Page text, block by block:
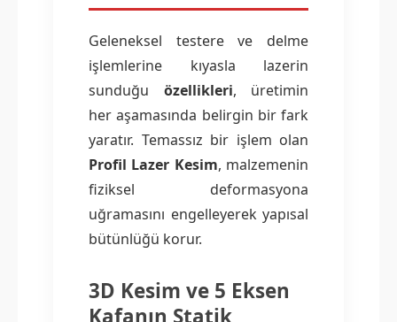
Geleneksel testere ve delme
işlemlerine kıyasla lazerin
sunduğu özellikleri, üretimin
her aşamasında belirgin bir fark
yaratır. Temassız bir işlem olan
Profil Lazer Kesim, malzemenin
fiziksel deformasyona
uğramasını engelleyerek yapısal
bütünlüğü korur.
3D Kesim ve 5 Eksen